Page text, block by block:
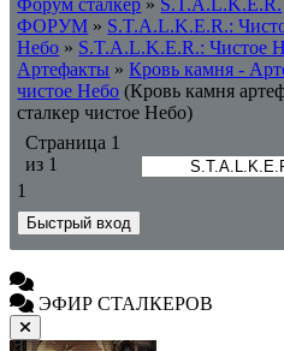
Форум сталкер » S.T.A.L.K.E.R.
ФОРУМ » S.T.A.L.K.E.R.:
Небо » S.T.A.L.K.E.R.: Чистое
Артефакты » Кровь камня -
чистое Небо (Кровь камня
сталкер чистое Небо)
Страница 1
из 1
1
ЭФИР СТАЛКЕРОВ